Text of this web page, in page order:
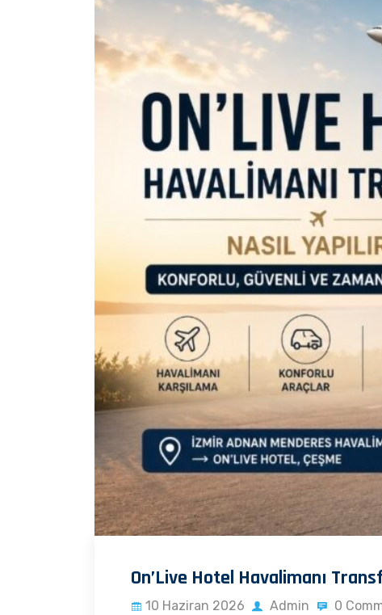
On’Live Hotel Havalimanı
10 Haziran 2026 Admin
0